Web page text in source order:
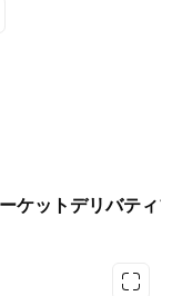
ケット デリバティ